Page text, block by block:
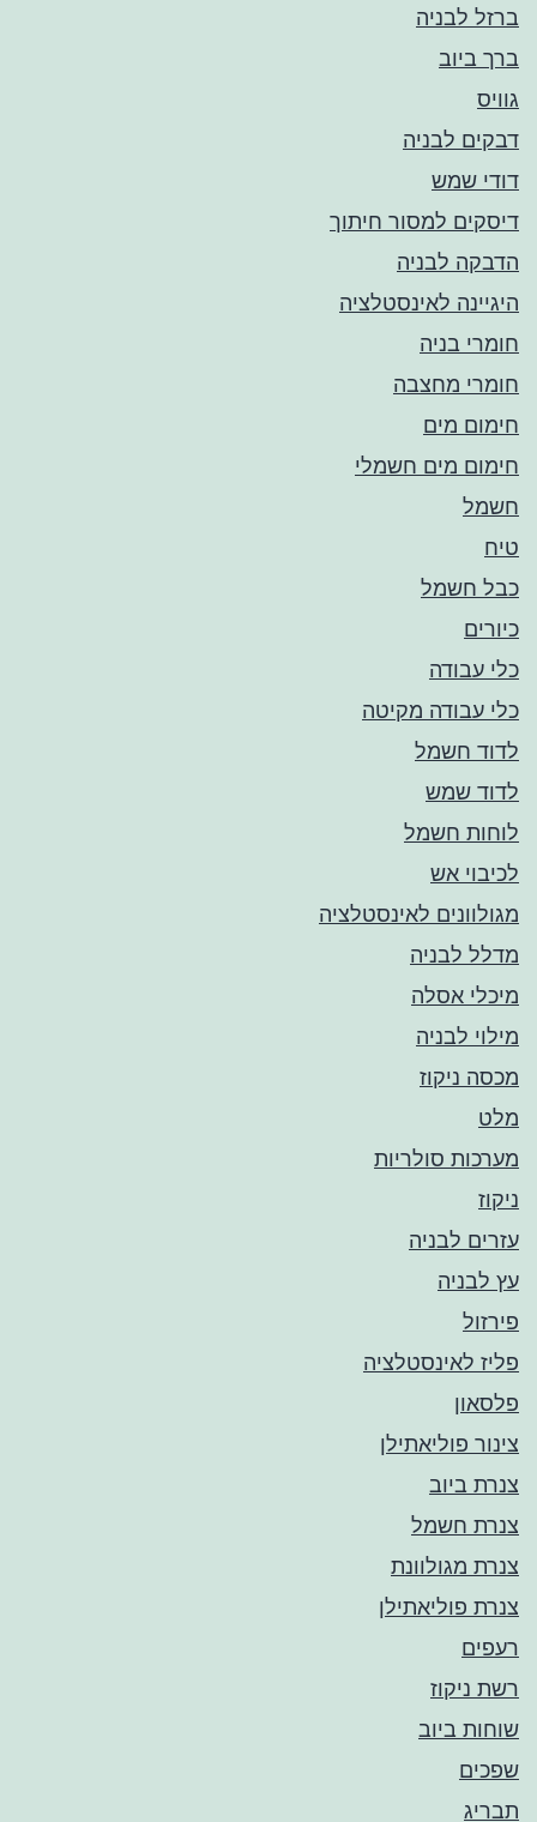
ברזל לבניה
ברך ביוב
גוויס
דבקים לבניה
דודי שמש
דיסקים למסור חיתוך
הדבקה לבניה
היגיינה לאינסטלציה
חומרי בניה
חומרי מחצבה
חימום מים
חימום מים חשמלי
חשמל
טיח
כבל חשמל
כיורים
כלי עבודה
כלי עבודה מקיטה
לדוד חשמל
לדוד שמש
לוחות חשמל
לכיבוי אש
מגולוונים לאינסטלציה
מדלל לבניה
מיכלי אסלה
מילוי לבניה
מכסה ניקוז
מלט
מערכות סולריות
ניקוז
עזרים לבניה
עץ לבניה
פירזול
פליז לאינסטלציה
פלסאון
צינור פוליאתילן
צנרת ביוב
צנרת חשמל
צנרת מגולוונת
צנרת פוליאתילן
רעפים
רשת ניקוז
שוחות ביוב
שפכים
תבריג